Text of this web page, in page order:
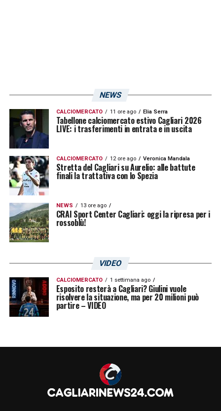
NEWS
CALCIOMERCATO 11 ore ago Elia Serra
Tabellone calciomercato estivo Cagliari 2026
LIVE: i trasferimenti in entrata e in uscita
CALCIOMERCATO 12 ore ago Veronica Mandala
Stretta del Cagliari su Aurelio: alle battute
finali la trattativa con lo Spezia
NEWS 13 ore ago
CRAI Sport Center Cagliari: oggi la ripresa per i
rossoblù!
VIDEO
CALCIOMERCATO 1 settimana ago
Esposito resterà a Cagliari? Giulini vuole
risolvere la situazione, ma per 20 milioni può
partire – VIDEO